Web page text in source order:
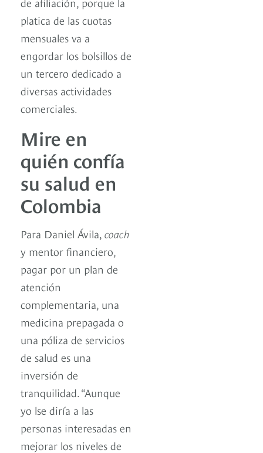
platica de las cuotas
mensuales va a
engordar los bolsillos de
un tercero dedicado a
diversas actividades
comerciales.
Mire en
quién confía
su salud en
Colombia
Para Daniel Ávila, coach
y mentor financiero,
pagar por un plan de
atención
complementaria, una
medicina prepagada o
una póliza de servicios
de salud es una
inversión de
tranquilidad. “Aunque
yo lse diría a las
personas interesadas en
mejorar los niveles de